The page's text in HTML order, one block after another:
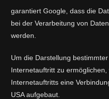
garantiert Google, dass die
bei der Verarbeitung von
werden.
Um die Darstellung
Internetauftritt zu
Internetauftritts eine
USA aufgebaut.